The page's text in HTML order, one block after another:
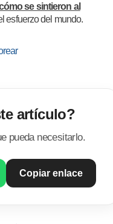
se sintieron al
esfuerzo del mundo.
artículo?
pueda necesitarlo.
Copiar enlace